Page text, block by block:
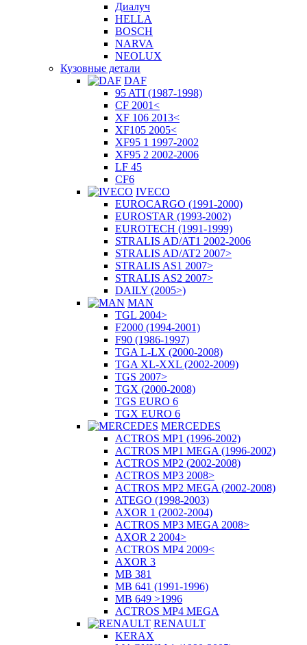
Диалуч
HELLA
BOSCH
NARVA
NEOLUX
Кузовные детали
DAF
95 ATI (1987-1998)
CF 2001<
XF 106 2013<
XF105 2005<
XF95 1 1997-2002
XF95 2 2002-2006
LF 45
CF6
IVECO
EUROCARGO (1991-2000)
EUROSTAR (1993-2002)
EUROTECH (1991-1999)
STRALIS AD/AT1 2002-2006
STRALIS AD/AT2 2007>
STRALIS AS1 2007>
STRALIS AS2 2007>
DAILY (2005>)
MAN
TGL 2004>
F2000 (1994-2001)
F90 (1986-1997)
TGA L-LX (2000-2008)
TGA XL-XXL (2002-2009)
TGS 2007>
TGX (2000-2008)
TGS EURO 6
TGX EURO 6
MERCEDES
ACTROS MP1 (1996-2002)
ACTROS MP1 MEGA (1996-2002)
ACTROS MP2 (2002-2008)
ACTROS MP3 2008>
ACTROS MP2 MEGA (2002-2008)
ATEGO (1998-2003)
AXOR 1 (2002-2004)
ACTROS MP3 MEGA 2008>
AXOR 2 2004>
ACTROS MP4 2009<
AXOR 3
MB 381
MB 641 (1991-1996)
MB 649 >1996
ACTROS MP4 MEGA
RENAULT
KERAX